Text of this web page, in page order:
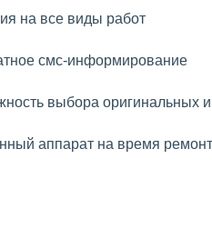
на все виды работ
смс-информирование
выбора оригинальных
аппарат на время